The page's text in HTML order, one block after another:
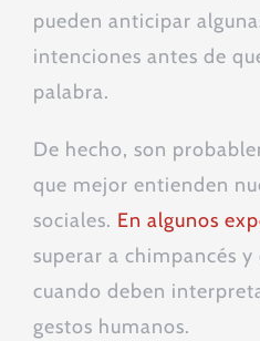
pueden anticipar
intenciones antes de
palabra.
De hecho, son
que mejor entienden
sociales. En algunos
superar a chimpancés
cuando deben
gestos humanos.